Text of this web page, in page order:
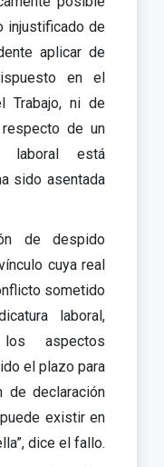
injustificado de
aplicar de
en el
Trabajo, ni de
de un
laboral está
sido asentada
de despido
cuya real
sometido
laboral,
aspectos
el plazo para
de declaración
existir en
dice el fallo.